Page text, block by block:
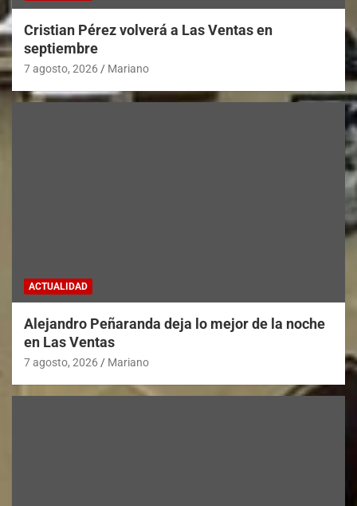
Cristian Pérez volverá a Las Ventas en
septiembre
7 agosto, 2026 Mariano
ACTUALIDAD
Alejandro Peñaranda deja lo mejor de la noche
en Las Ventas
7 agosto, 2026 Mariano